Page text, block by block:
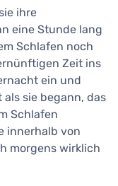
ihre
eine Stunde lang
Schlafen noch
Zeit ins
ein und
sie begann, das
Schlafen
innerhalb von
morgens wirklich